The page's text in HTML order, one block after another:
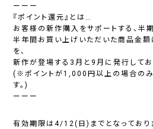
ーーー
『ポイント還元』とは…
お客様の新作購入をサポートする、半
半年間お買い上げいただいた商品金
を、
新作が登場する3月と9月に発行してお
(※ポイントが1,000円以上の場合のみ
す。)
ーーー
有効期限は4/12(日)までとなっており